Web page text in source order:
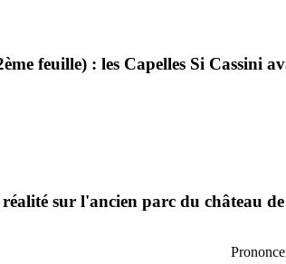
feuille) : les Capelles Si Cassini
sur l'ancien parc du château